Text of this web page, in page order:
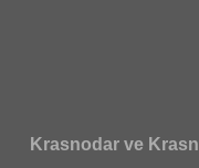
Krasnodar ve